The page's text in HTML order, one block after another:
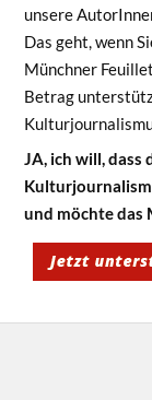
unsere
Das geht, wenn
Münchner
Betrag
JA, ich will, dass
und möchte das